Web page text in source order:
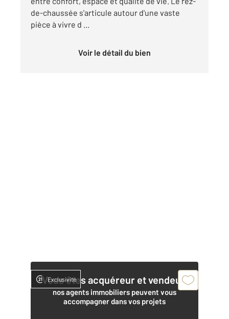
de-chaussée s'articule autour d'une vaste
pièce à vivre d ...
Voir le détail du bien
Vous êtes acquéreur et vendeur,
nos agents immobiliers peuvent vous
accompagner dans vos projets
Exclusivité